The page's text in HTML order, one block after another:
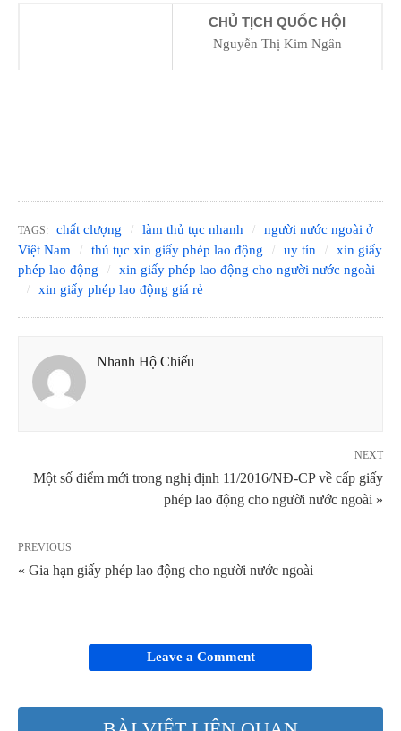
CHỦ TỊCH QUỐC HỘI
Nguyễn Thị Kim Ngân
TAGS: chất clượng làm thủ tục nhanh
người nước ngoài ở
Việt Nam
thủ tục xin giấy phép lao động uy tín
xin giấy
phép lao động
xin giấy phép lao động cho người nước ngoài
xin giấy phép lao động giá rẻ
Nhanh Hộ Chiếu
NEXT
Một số điểm mới trong nghị định 11/2016/NĐ-CP về cấp giấy
phép lao động cho người nước ngoài »
PREVIOUS
« Gia hạn giấy phép lao động cho người nước ngoài
Leave a Comment